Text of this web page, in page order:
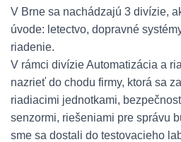
V Brne sa nachádzajú 3 divízie,
úvode: letectvo, dopravné
riadenie.
V rámci divízie Automatizácia a
nazrieť do chodu firmy, ktorá sa
riadiacimi jednotkami,
senzormi, riešeniami pre správu
sme sa dostali do testovacieho